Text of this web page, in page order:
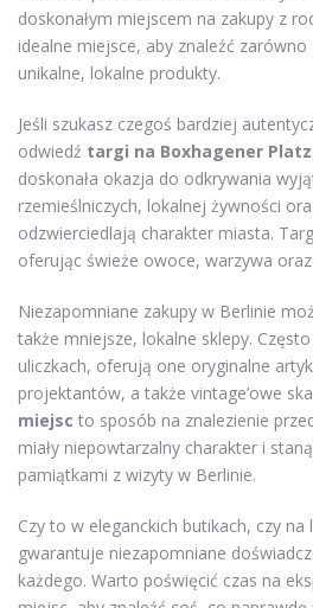
doskonałym miejscem na zakupy z
idealne miejsce, aby znaleźć
unikalne, lokalne produkty.
Jeśli szukasz czegoś bardziej
odwiedź targi na Boxhagener Platz
doskonała okazja do odkrywania
rzemieślniczych, lokalnej żywności
odzwierciedlają charakter miasta.
oferując świeże owoce, warzywa oraz
Niezapomniane zakupy w Berlinie
także mniejsze, lokalne sklepy.
uliczkach, oferują one oryginalne
projektantów, a także vintage’owe
miejsc to sposób na znalezienie
miały niepowtarzalny charakter i
pamiątkami z wizyty w Berlinie.
Czy to w eleganckich butikach, czy
gwarantuje niezapomniane
każdego. Warto poświęcić czas na